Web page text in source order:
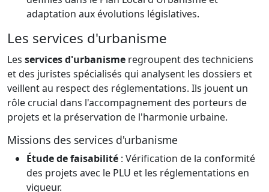
adaptation aux évolutions législatives.
Les services d'urbanisme
Les services d'urbanisme regroupent des techniciens
et des juristes spécialisés qui analysent les dossiers et
veillent au respect des réglementations. Ils jouent un
rôle crucial dans l'accompagnement des porteurs de
projets et la préservation de l'harmonie urbaine.
Missions des services d'urbanisme
Étude de faisabilité : Vérification de la conformité
des projets avec le PLU et les réglementations en
vigueur.